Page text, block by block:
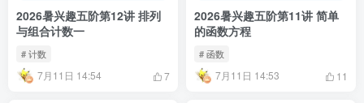
2026暑兴趣五阶第12讲 排列
与组合计数一
# 计数
7月11日 14:54 7
2026暑兴趣五阶第11讲 简单
的函数方程
# 函数
7月11日 14:53 11